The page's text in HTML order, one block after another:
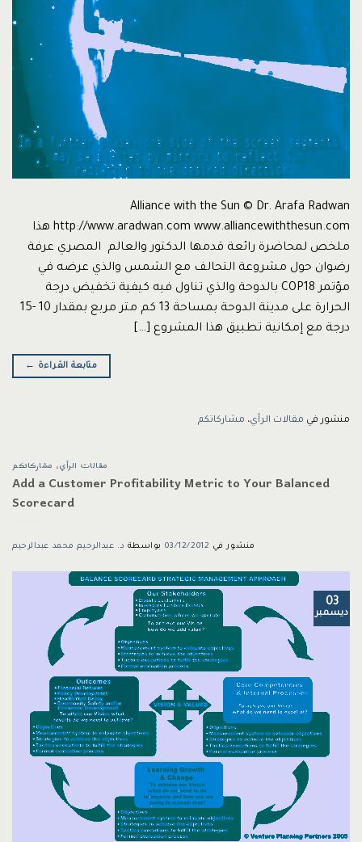
Alliance with the Sun © Dr. Arafa Radwan
http://www.aradwan.com www.alliancewiththesun.com هذا
ملخص لمحاضرة رائعة قدمها الدكتور والعالم المصري عرفة
رضوان حول مشروعة التحالف مع الشمس والذي عرضه في
مؤتمر COP18 بالدوحة والذي تناول فيه كيفية تخفيض درجة
الحرارة على مدينة الدوحة بمساحة 13 كم متر مربع بمقدار 10 -15
درجة مع إمكانية تطبيق هذا المشروع […]
متابعة القراءة ←
منشور في مقالات الرأي، مشاركاتكم
مقالات الرأي، مشاركاتكم
Add a Customer Profitability Metric to Your Balanced
Scorecard
منشور في 03/12/2012 بواسطة د. عبدالرحيم محمد عبدالرحيم
03
ديسمبر